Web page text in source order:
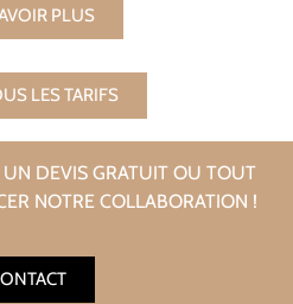
PLUS
LES TARIFS
DEVIS GRATUIT OU TOUT
NOTRE COLLABORATION !